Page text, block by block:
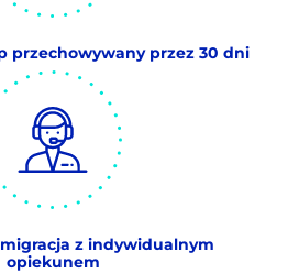
przechowywany przez 30 dni
z indywidualnym
opiekunem